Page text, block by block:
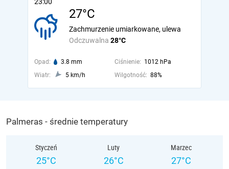
27°C
Odczuwalna 28°C
Zachmurzenie umiarkowane, ulewa
Opad: 3.8 mm Ciśnienie: 1012 hPa
Wiatr:
5 km/h Wilgotność: 88%
Palmeras - średnie temperatury
Styczeń
25°C
Luty
26°C
Marzec
27°C